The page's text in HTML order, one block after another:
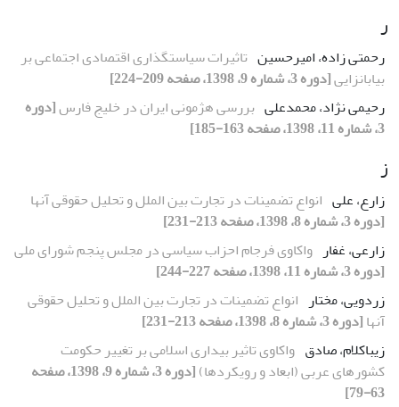
ر
رحمتی زاده، امیرحسین تاثیرات سیاستگذاری اقتصادی اجتماعی بر
بیابانزایی[دوره 3، شماره 9، 1398، صفحه 209-224]
رحیمی نژاد، محمدعلی بررسی هژمونی ایران در خلیج فارس[دوره
3، شماره 11، 1398، صفحه 163-185]
ز
زارع، علی انواع تضمینات در تجارت بین الملل و تحلیل حقوقی آنها
[دوره 3، شماره 8، 1398، صفحه 213-231]
زارعی، غفار واکاوی فرجام احزاب سیاسی در مجلس پنجم شورای ملی
[دوره 3، شماره 11، 1398، صفحه 227-244]
زردویی، مختار انواع تضمینات در تجارت بین الملل و تحلیل حقوقی
آنها[دوره 3، شماره 8، 1398، صفحه 213-231]
زیباکلام، صادق واکاوی تاثیر بیداری اسلامی بر تغییر حکومت
کشورهای عربی (ابعاد و رویکردها)
[دوره 3، شماره 9، 1398، صفحه
63-79]